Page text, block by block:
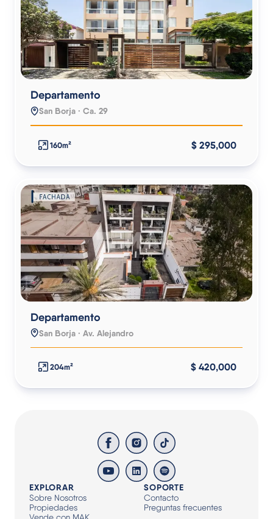
Departamento
San Borja · Ca. 29
160m² $ 295,000
Departamento
San Borja · Av. Alejandro
204m² $ 420,000
EXPLORAR
Sobre Nosotros
Propiedades
SOPORTE
Contacto
Preguntas frecuentes